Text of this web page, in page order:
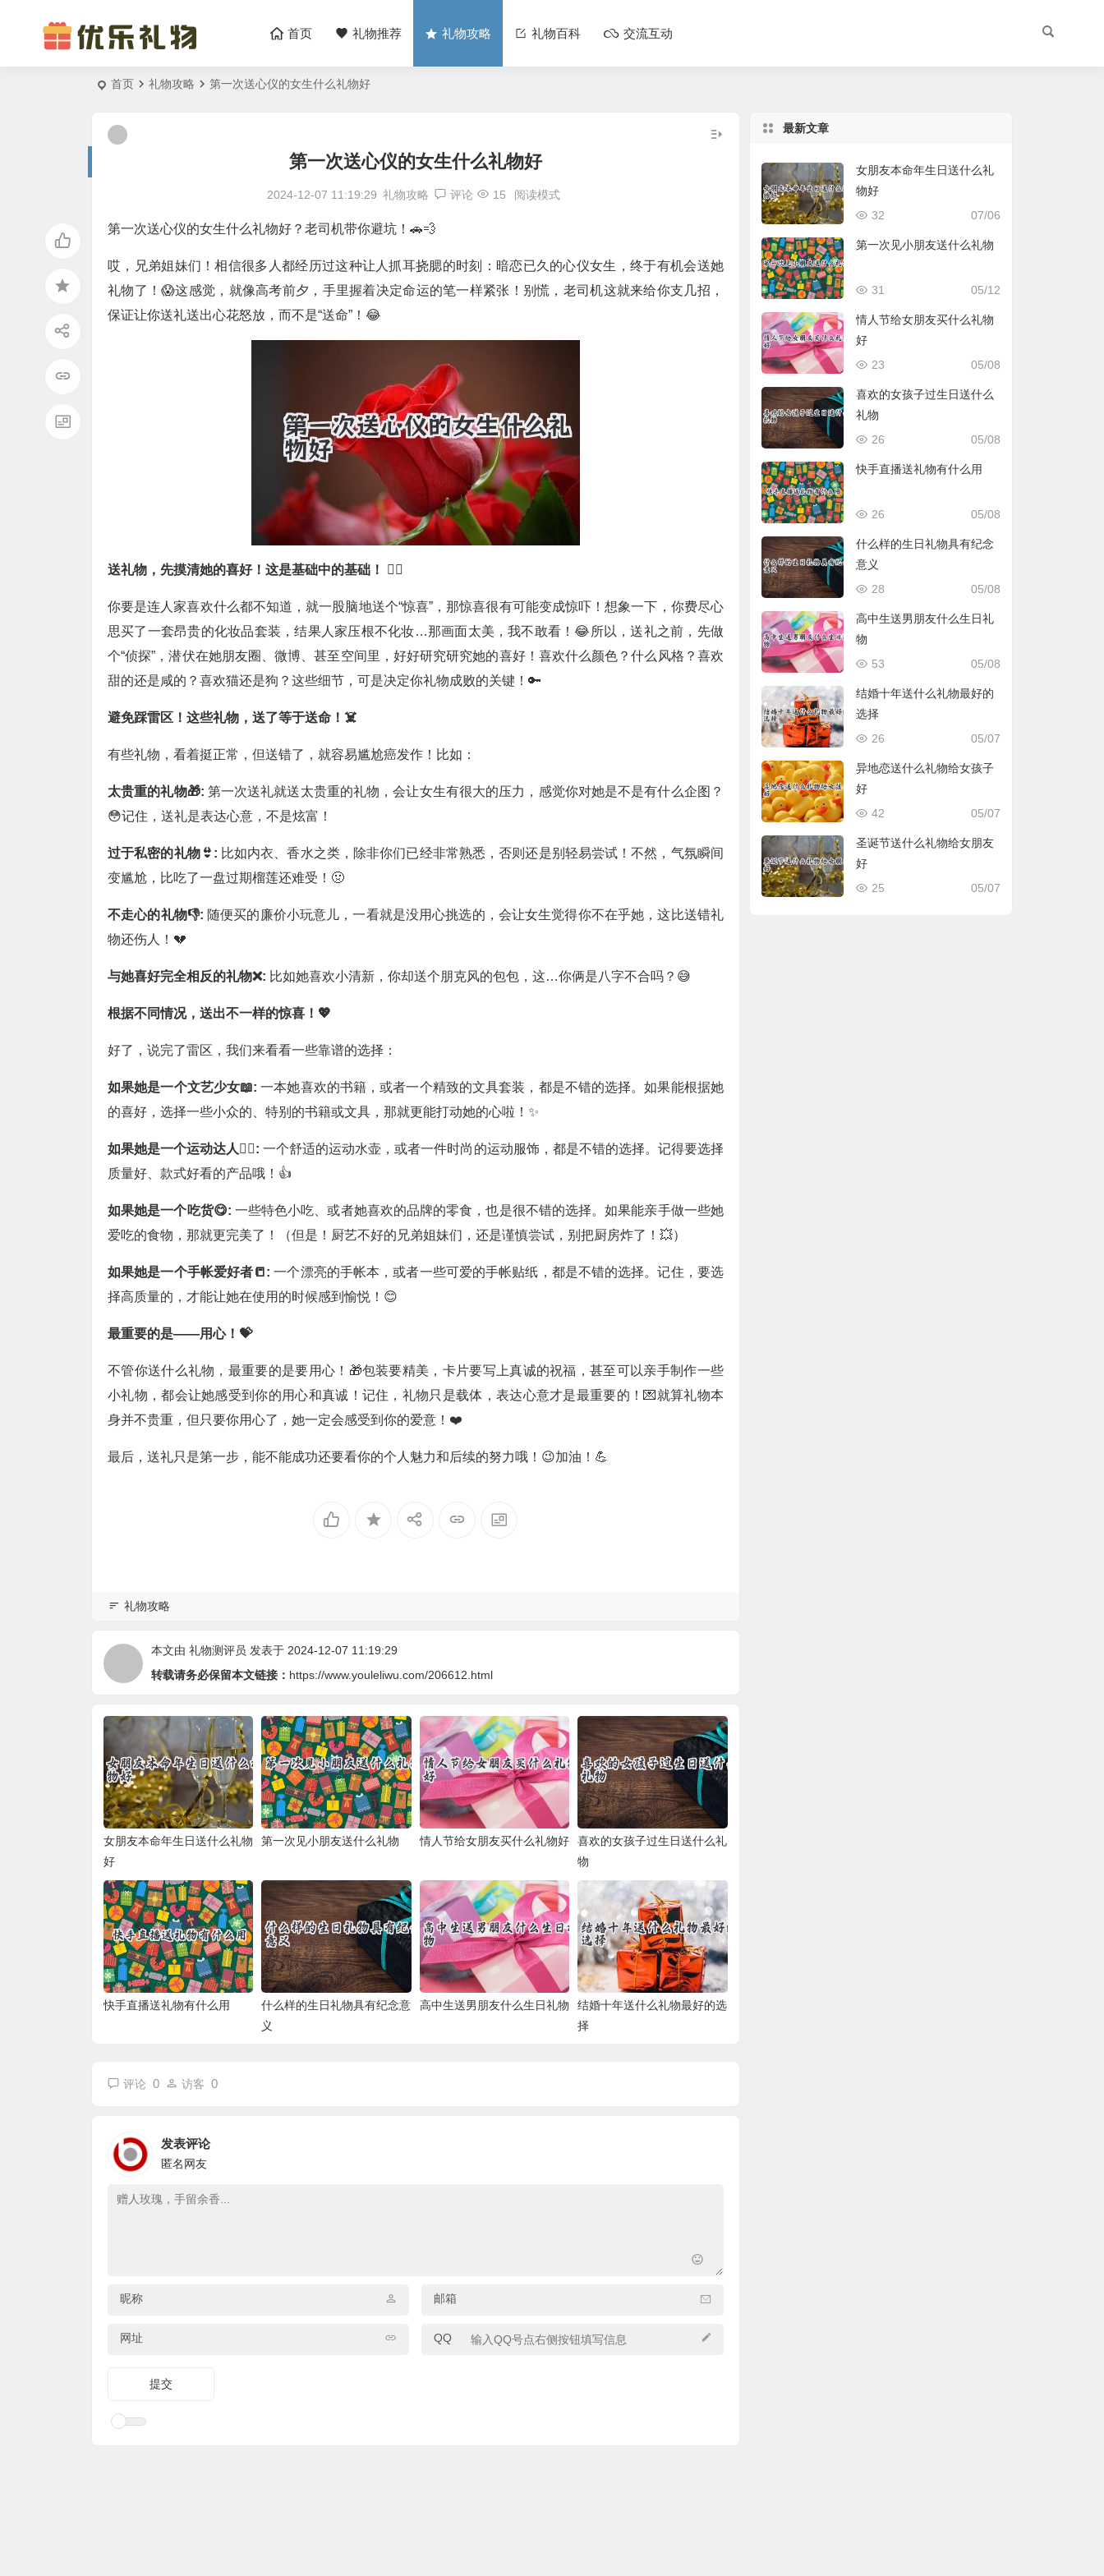
首页 礼物推荐 礼物攻略 礼物百科 交流互动
首页 礼物攻略 第一次送心仪的女生什么礼物好
第一次送心仪的女生什么礼物好
2024-12-07 11:19:29 礼物攻略 评论 15 阅读模式
第一次送心仪的女生什么礼物好？老司机带你避坑！🚗💨
哎，兄弟姐妹们！相信很多人都经历过这种让人抓耳挠腮的时刻：暗恋已久的心仪女生，终于有机会送她
礼物了！😱这感觉，就像高考前夕，手里握着决定命运的笔一样紧张！别慌，老司机这就来给你支几招，
保证让你送礼送出心花怒放，而不是“送命”！😂
送礼物，先摸清她的喜好！这是基础中的基础！ 🕵️‍♀️
你要是连人家喜欢什么都不知道，就一股脑地送个“惊喜”，那惊喜很有可能变成惊吓！想象一下，你费尽心
思买了一套昂贵的化妆品套装，结果人家压根不化妆…那画面太美，我不敢看！😂所以，送礼之前，先做
个“侦探”，潜伏在她朋友圈、微博、甚至空间里，好好研究研究她的喜好！喜欢什么颜色？什么风格？喜欢
甜的还是咸的？喜欢猫还是狗？这些细节，可是决定你礼物成败的关键！🔑
避免踩雷区！这些礼物，送了等于送命！☠️
有些礼物，看着挺正常，但送错了，就容易尴尬癌发作！比如：
太贵重的礼物🎁: 第一次送礼就送太贵重的礼物，会让女生有很大的压力，感觉你对她是不是有什么企图？
😳记住，送礼是表达心意，不是炫富！
过于私密的礼物👙: 比如内衣、香水之类，除非你们已经非常熟悉，否则还是别轻易尝试！不然，气氛瞬间
变尴尬，比吃了一盘过期榴莲还难受！🤢
不走心的礼物👎: 随便买的廉价小玩意儿，一看就是没用心挑选的，会让女生觉得你不在乎她，这比送错礼
物还伤人！💔
与她喜好完全相反的礼物❌: 比如她喜欢小清新，你却送个朋克风的包包，这…你俩是八字不合吗？😅
根据不同情况，送出不一样的惊喜！💖
好了，说完了雷区，我们来看看一些靠谱的选择：
如果她是一个文艺少女📖:一本她喜欢的书籍，或者一个精致的文具套装，都是不错的选择。如果能根据她
的喜好，选择一些小众的、特别的书籍或文具，那就更能打动她的心啦！✨
如果她是一个运动达人🏃‍♀️:一个舒适的运动水壶，或者一件时尚的运动服饰，都是不错的选择。记得要选择
质量好、款式好看的产品哦！👍
如果她是一个吃货😋: 一些特色小吃、或者她喜欢的品牌的零食，也是很不错的选择。如果能亲手做一些她
爱吃的食物，那就更完美了！（但是！厨艺不好的兄弟姐妹们，还是谨慎尝试，别把厨房炸了！💥）
如果她是一个手帐爱好者📒:一个漂亮的手帐本，或者一些可爱的手帐贴纸，都是不错的选择。记住，要选
择高质量的，才能让她在使用的时候感到愉悦！😊
最重要的是——用心！💝
不管你送什么礼物，最重要的是要用心！🎁包装要精美，卡片要写上真诚的祝福，甚至可以亲手制作一些
小礼物，都会让她感受到你的用心和真诚！记住，礼物只是载体，表达心意才是最重要的！💌就算礼物本
身并不贵重，但只要你用心了，她一定会感受到你的爱意！❤️
最后，送礼只是第一步，能不能成功还要看你的个人魅力和后续的努力哦！😉加油！💪
礼物攻略
本文由 礼物测评员 发表于 2024-12-07 11:19:29
转载请务必保留本文链接： https://www.youleliwu.com/206612.html
女朋友本命年生日送什么礼物
好
第一次见小朋友送什么礼物 情人节给女朋友买什么礼物好
喜欢的女孩子过生日送什么礼
物
快手直播送礼物有什么用
什么样的生日礼物具有纪念意
义
高中生送男朋友什么生日礼物
结婚十年送什么礼物最好的选
择
评论 0 访客 0
发表评论
匿名网友
昵称 邮箱
网址 QQ
最新文章
女朋友本命年生日送什么礼
物好
07/06
32
第一次见小朋友送什么礼物
05/12
31
情人节给女朋友买什么礼物
好
05/08
23
喜欢的女孩子过生日送什么
礼物
05/08
26
快手直播送礼物有什么用
05/08
26
什么样的生日礼物具有纪念
意义
05/08
28
高中生送男朋友什么生日礼
物
05/08
53
结婚十年送什么礼物最好的
选择
05/07
26
异地恋送什么礼物给女孩子
好
05/07
42
圣诞节送什么礼物给女朋友
好
05/07
25